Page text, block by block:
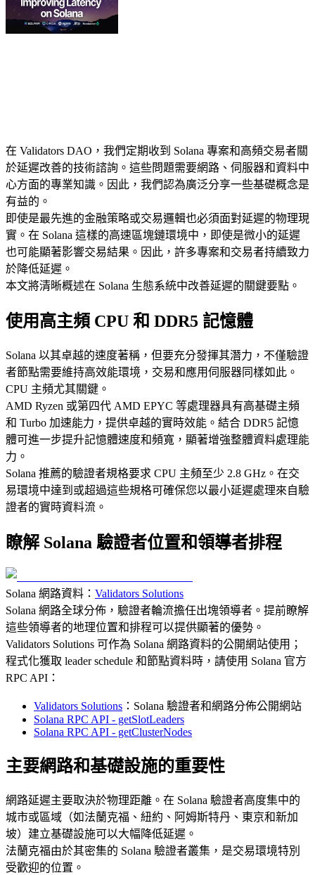
在 Validators DAO，我們定期收到 Solana 專案和高頻交易者關
於延遲改善的技術諮詢。這些問題需要網路、伺服器和資料中
心方面的專業知識。因此，我們認為廣泛分享一些基礎概念是
有益的。
即使是最先進的金融策略或交易邏輯也必須面對延遲的物理現
實。在 Solana 這樣的高速區塊鏈環境中，即使是微小的延遲
也可能顯著影響交易結果。因此，許多專案和交易者持續致力
於降低延遲。
本文將清晰概述在 Solana 生態系統中改善延遲的關鍵要點。
使用高主頻 CPU 和 DDR5 記憶體
Solana 以其卓越的速度著稱，但要充分發揮其潛力，不僅驗證
者節點需要維持高效能環境，交易和應用伺服器同樣如此。
CPU 主頻尤其關鍵。
AMD Ryzen 或第四代 AMD EPYC 等處理器具有高基礎主頻
和 Turbo 加速能力，提供卓越的實時效能。結合 DDR5 記憶
體可進一步提升記憶體速度和頻寬，顯著增強整體資料處理能
力。
Solana 推薦的驗證者規格要求 CPU 主頻至少 2.8 GHz。在交
易環境中達到或超過這些規格可確保您以最小延遲處理來自驗
證者的實時資料流。
瞭解 Solana 驗證者位置和領導者排程
Solana 網路資料： Validators Solutions
Solana 網路全球分佈，驗證者輪流擔任出塊領導者。提前瞭解
這些領導者的地理位置和排程可以提供顯著的優勢。
Validators Solutions 可作為 Solana 網路資料的公開網站使用；
程式化獲取 leader schedule 和節點資料時，請使用 Solana 官方
RPC API：
Validators Solutions ：Solana 驗證者和網路分佈公開網站
Solana RPC API - getSlotLeaders
Solana RPC API - getClusterNodes
主要網路和基礎設施的重要性
網路延遲主要取決於物理距離。在 Solana 驗證者高度集中的
城市或區域（如法蘭克福、紐約、阿姆斯特丹、東京和新加
坡）建立基礎設施可以大幅降低延遲。
法蘭克福由於其密集的 Solana 驗證者叢集，是交易環境特別
受歡迎的位置。